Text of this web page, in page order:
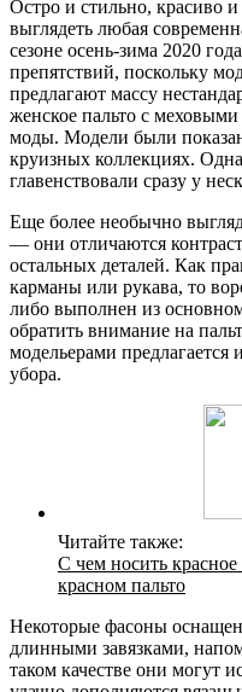
Остро и стильно, красиво
выглядеть любая
сезоне осень-зима 2020
препятствий, поскольку
предлагают массу
женское пальто с
моды. Модели были
круизных коллекциях.
главенствовали сразу у
Еще более необычно
— они отличаются
остальных деталей. Как
карманы или рукава, то
либо выполнен из
обратить внимание на
модельерами предлагается
убора.
Читайте также:
С чем носить
красном пальто
Некоторые фасоны
длинными завязками,
таком качестве они могут